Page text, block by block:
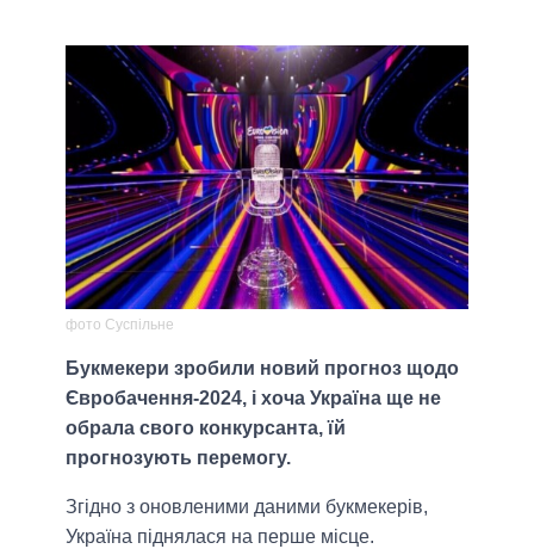
фото Суспільне
Букмекери зробили новий прогноз щодо
Євробачення-2024, і хоча Україна ще не
обрала свого конкурсанта, їй
прогнозують перемогу.
Згідно з оновленими даними букмекерів,
Україна піднялася на перше місце.